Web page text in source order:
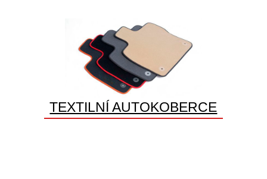
TEXTILNÍ AUTOKOBERCE